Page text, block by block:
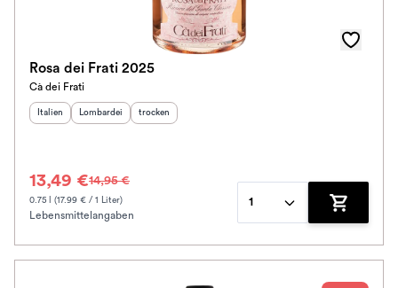
Rosa dei Frati 2025
Cà dei Frati
Herkunftsland:
Italien Herkunftsregion:
Lombardei Geschmack
trocken
13,49 €14,95 €
0.75 l (17.99 € / 1 Liter)
Lebensmittelangaben
1
Zum